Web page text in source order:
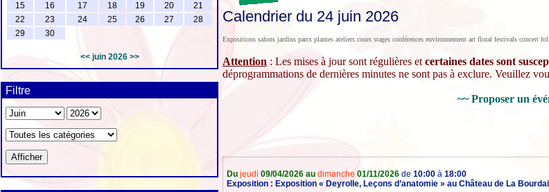
15
16 17 18 19 20
21
22
23 24 25 26 27
28
29
30
<< juin 2026 >>
Filtre
Calendrier du 24 juin 2026
Expositions salons jardins parcs plantes ateliers cours stages conférences environnement art floral festivals concert
Attention : Les mises à jour sont régulières etcertaines dates sont
déprogrammations de dernières minutes ne sont pas à exclure. Veuillez
~~ Proposer un
Du jeudi 09/04/2026 au dimanche 01/11/2026 de 10:00 à 18:00
Exposition : Exposition « Deyrolle, Leçons d’anatomie » au Château de La